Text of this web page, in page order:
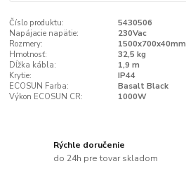
Číslo produktu:
5430506
Napájacie napätie:
230Vac
Rozmery:
1500x700x40mm
Hmotnosť:
32,5 kg
Dĺžka kábla:
1,9 m
Krytie:
IP44
ECOSUN Farba:
Basalt Black
Výkon ECOSUN CR:
1000W
Rýchle doručenie
do 24h pre tovar skladom